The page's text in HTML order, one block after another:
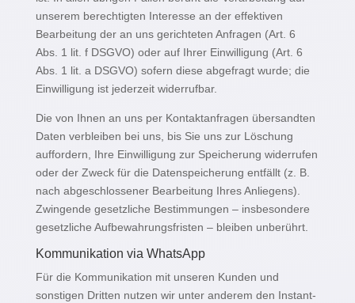
unserem berechtigten Interesse an der effektiven
Bearbeitung der an uns gerichteten Anfragen (Art. 6
Abs. 1 lit. f DSGVO) oder auf Ihrer Einwilligung (Art. 6
Abs. 1 lit. a DSGVO) sofern diese abgefragt wurde; die
Einwilligung ist jederzeit widerrufbar.
Die von Ihnen an uns per Kontaktanfragen übersandten
Daten verbleiben bei uns, bis Sie uns zur Löschung
auffordern, Ihre Einwilligung zur Speicherung widerrufen
oder der Zweck für die Datenspeicherung entfällt (z. B.
nach abgeschlossener Bearbeitung Ihres Anliegens).
Zwingende gesetzliche Bestimmungen – insbesondere
gesetzliche Aufbewahrungsfristen – bleiben unberührt.
Kommunikation via WhatsApp
Für die Kommunikation mit unseren Kunden und
sonstigen Dritten nutzen wir unter anderem den Instant-